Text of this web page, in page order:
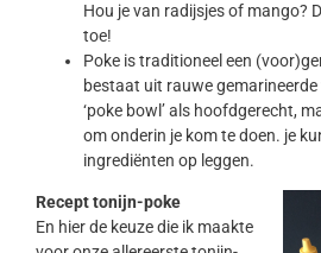
Hou je van radijsjes of mango?
toe!
Poke is traditioneel een
bestaat uit rauwe gemarineerde
‘poke bowl’ als hoofdgerecht,
om onderin je kom te doen. je
ingrediënten op leggen.
Recept tonijn-poke
En hier de keuze die ik maakte